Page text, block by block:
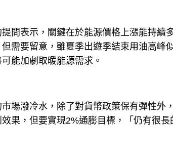
問表示，關鍵在於能源價格上漲能持續
需要留意，雖夏季出遊季結束用油高峰
能加劇取暖能源需求。
場潑冷水，除了對貨幣政策保有彈性外
果，但要實現2%通膨目標，「仍有很長